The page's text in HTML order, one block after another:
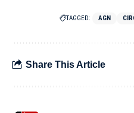
TAGGED: AGN
Share This Article